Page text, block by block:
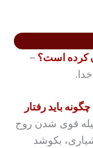
–
باید رفتار
قوی شدن روح
بکوشد